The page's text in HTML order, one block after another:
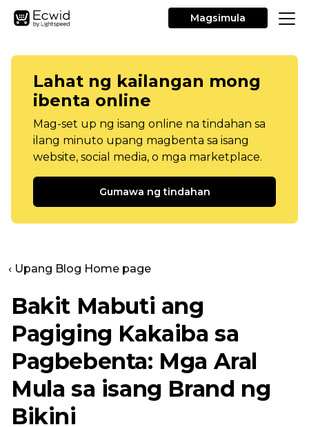
Magsimula
Lahat ng kailangan mong
ibenta online
Mag-set up ng isang online na tindahan sa
ilang minuto upang magbenta sa isang
website, social media, o mga marketplace.
Gumawa ng tindahan
‹ Upang Blog Home page
Bakit Mabuti ang
Pagiging Kakaiba sa
Pagbebenta: Mga Aral
Mula sa isang Brand ng
Bikini